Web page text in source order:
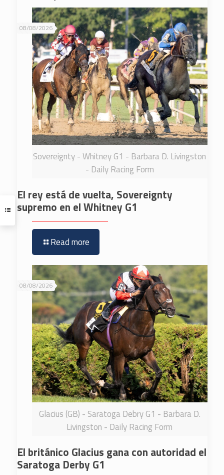
Sovereignty - Whitney G1 - Barbara D. Livingston
- Daily Racing Form
08/08/2026
El rey está de vuelta, Sovereignty
supremo en el Whitney G1
Read more
Glacius (GB) - Saratoga Debry G1 - Barbara D.
Livingston - Daily Racing Form
08/08/2026
El británico Glacius gana con autoridad el
Saratoga Derby G1